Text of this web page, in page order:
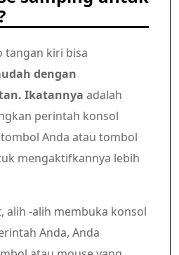
tangan kiri bisa
dengan
Ikatannya adalah
perintah konsol
tombol Anda atau tombol
mengaktifkannya lebih
alih -alih membuka konsol
Anda, Anda